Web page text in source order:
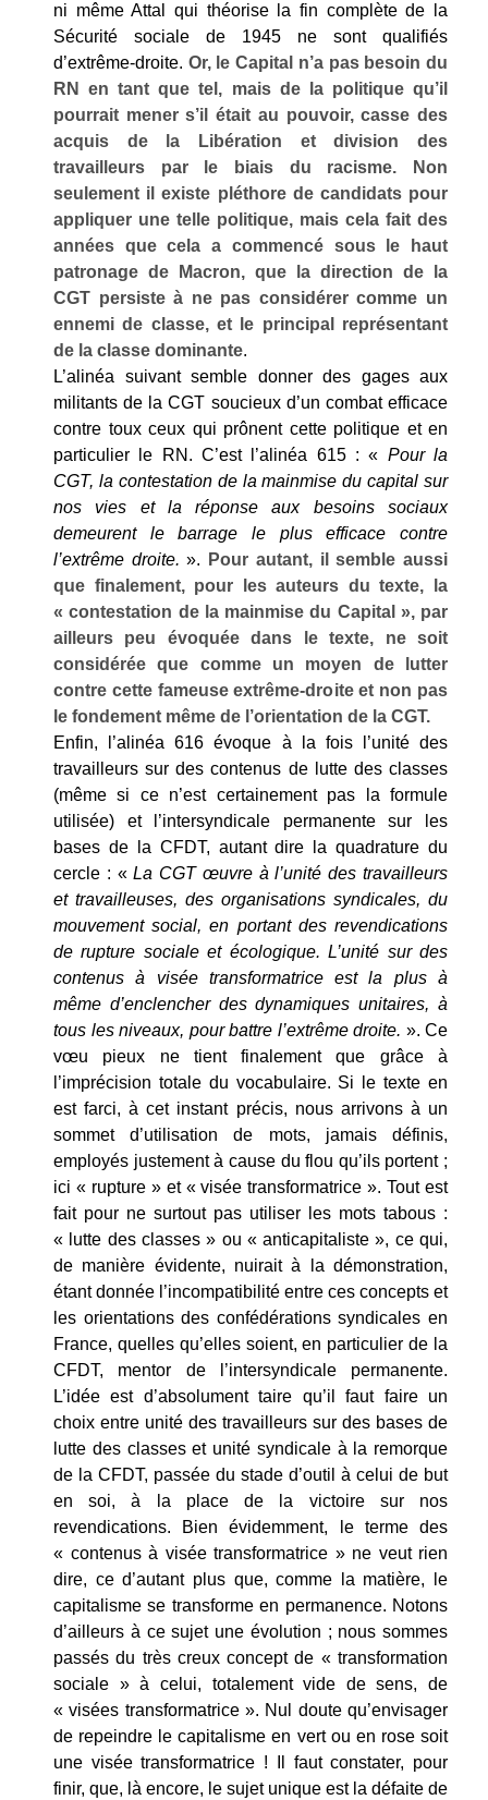
ni même Attal qui théorise la fin complète de la
Sécurité sociale de 1945 ne sont qualifiés
d’extrême-droite. Or, le Capital n’a pas besoin du
RN en tant que tel, mais de la politique qu’il
pourrait mener s’il était au pouvoir, casse des
acquis de la Libération et division des
travailleurs par le biais du racisme. Non
seulement il existe pléthore de candidats pour
appliquer une telle politique, mais cela fait des
années que cela a commencé sous le haut
patronage de Macron, que la direction de la
CGT persiste à ne pas considérer comme un
ennemi de classe, et le principal représentant
de la classe dominante.
L’alinéa suivant semble donner des gages aux
militants de la CGT soucieux d’un combat efficace
contre toux ceux qui prônent cette politique et en
particulier le RN. C’est l’alinéa 615 : « Pour la
CGT, la contestation de la mainmise du capital sur
nos vies et la réponse aux besoins sociaux
demeurent le barrage le plus efficace contre
l’extrême droite. ».
Pour autant, il semble aussi
que finalement, pour les auteurs du texte, la
« contestation de la mainmise du Capital », par
ailleurs peu évoquée dans le texte, ne soit
considérée que comme un moyen de lutter
contre cette fameuse extrême-droite et non pas
le fondement même de l’orientation de la CGT.
Enfin, l’alinéa 616 évoque à la fois l’unité des
travailleurs sur des contenus de lutte des classes
(même si ce n’est certainement pas la formule
utilisée) et l’intersyndicale permanente sur les
bases de la CFDT, autant dire la quadrature du
cercle : «La CGT œuvre à l’unité des travailleurs
et travailleuses, des organisations syndicales, du
mouvement social, en portant des revendications
de rupture sociale et écologique. L’unité sur des
contenus à visée transformatrice est la plus à
même d’enclencher des dynamiques unitaires, à
tous les niveaux, pour battre l’extrême droite. ». Ce
vœu pieux ne tient finalement que grâce à
l’imprécision totale du vocabulaire. Si le texte en
est farci, à cet instant précis, nous arrivons à un
sommet d’utilisation de mots, jamais définis,
employés justement à cause du flou qu’ils portent ;
ici « rupture » et « visée transformatrice ». Tout est
fait pour ne surtout pas utiliser les mots tabous :
« lutte des classes » ou « anticapitaliste », ce qui,
de manière évidente, nuirait à la démonstration,
étant donnée l’incompatibilité entre ces concepts et
les orientations des confédérations syndicales en
France, quelles qu’elles soient, en particulier de la
CFDT, mentor de l’intersyndicale permanente.
L’idée est d’absolument taire qu’il faut faire un
choix entre unité des travailleurs sur des bases de
lutte des classes et unité syndicale à la remorque
de la CFDT, passée du stade d’outil à celui de but
en soi, à la place de la victoire sur nos
revendications. Bien évidemment, le terme des
« contenus à visée transformatrice » ne veut rien
dire, ce d’autant plus que, comme la matière, le
capitalisme se transforme en permanence. Notons
d’ailleurs à ce sujet une évolution ; nous sommes
passés du très creux concept de « transformation
sociale » à celui, totalement vide de sens, de
« visées transformatrice ». Nul doute qu’envisager
de repeindre le capitalisme en vert ou en rose soit
une visée transformatrice ! Il faut constater, pour
finir, que, là encore, le sujet unique est la défaite de